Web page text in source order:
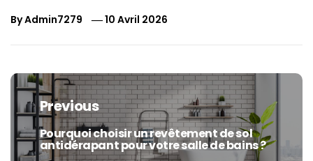
ByAdmin7279 10 Avril 2026
Navigation
de
l’article
Previous
Previous
post:
Pourquoi choisir un revêtement de sol
antidérapant pour votre salle de bains ?